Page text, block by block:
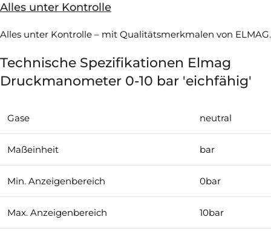
Alles unter Kontrolle
Alles unter Kontrolle – mit Qualitätsmerkmalen von ELMAG.
Technische Spezifikationen Elmag
Druckmanometer 0-10 bar 'eichfähig'
Gase neutral
Maßeinheit bar
Min. Anzeigenbereich 0bar
Max. Anzeigenbereich 10bar